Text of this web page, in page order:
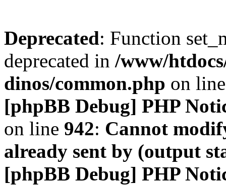
Deprecated: Function
deprecated in /www/
dinos/common.php on
[phpBB Debug] PHP
on line 942: Cannot
already sent by (output
[phpBB Debug] PHP